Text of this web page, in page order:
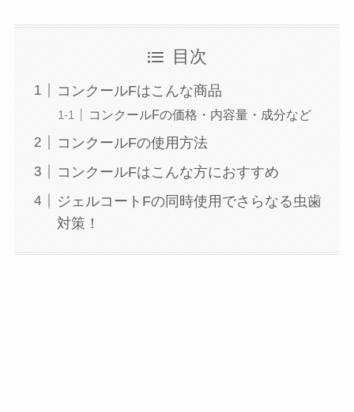
目次
コンクールFはこんな商品
コンクールFの価格・内容量・成分など
コンクールFの使用方法
コンクールFはこんな方におすすめ
ジェルコートFの同時使用でさらなる虫歯
対策！